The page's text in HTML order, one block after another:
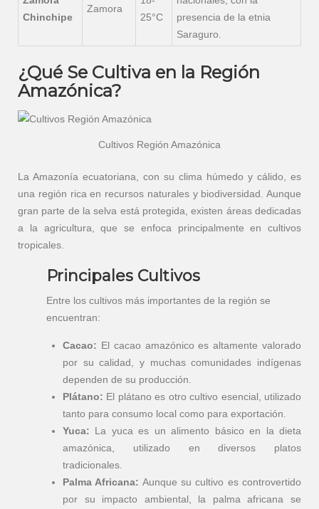
Chinchipe
Zamora
25°C
presencia de la etnia
Saraguro.
¿Qué Se Cultiva en la Región
Amazónica?
Cultivos Región Amazónica
La Amazonía ecuatoriana, con su clima húmedo y cálido, es
una región rica en recursos naturales y biodiversidad. Aunque
gran parte de la selva está protegida, existen áreas dedicadas
a la agricultura, que se enfoca principalmente en cultivos
tropicales.
Principales Cultivos
Entre los cultivos más importantes de la región se
encuentran:
Cacao: El cacao amazónico es altamente valorado
por su calidad, y muchas comunidades indígenas
dependen de su producción.
Plátano: El plátano es otro cultivo esencial, utilizado
tanto para consumo local como para exportación.
Yuca: La yuca es un alimento básico en la dieta
amazónica, utilizado en diversos platos
tradicionales.
Palma Africana: Aunque su cultivo es controvertido
por su impacto ambiental, la palma africana se